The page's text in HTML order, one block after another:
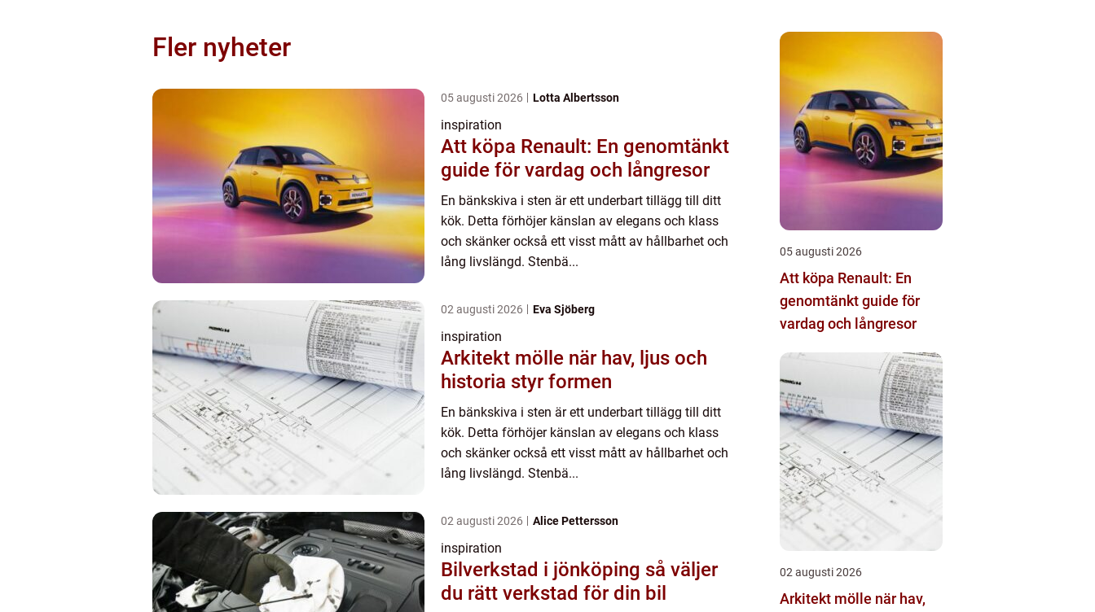
Fler nyheter
05 augusti 2026 Lotta Albertsson
inspiration
Att köpa Renault: En genomtänkt
guide för vardag och långresor
En bänkskiva i sten är ett underbart tillägg till ditt
kök. Detta förhöjer känslan av elegans och klass
och skänker också ett visst mått av hållbarhet och
lång livslängd. Stenbä...
02 augusti 2026 Eva Sjöberg
inspiration
Arkitekt mölle när hav, ljus och
historia styr formen
En bänkskiva i sten är ett underbart tillägg till ditt
kök. Detta förhöjer känslan av elegans och klass
och skänker också ett visst mått av hållbarhet och
lång livslängd. Stenbä...
02 augusti 2026 Alice Pettersson
inspiration
Bilverkstad i jönköping så väljer
du rätt verkstad för din bil
05 augusti 2026
Att köpa Renault: En
genomtänkt guide för
vardag och långresor
02 augusti 2026
Arkitekt mölle när hav,